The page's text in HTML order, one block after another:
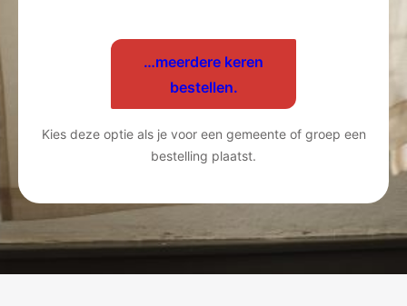
…meerdere keren
bestellen.
Kies deze optie als je voor een gemeente of groep een
bestelling plaatst.